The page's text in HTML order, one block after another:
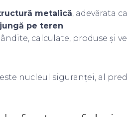
metalică, adevărata
pe teren.
calculate, produse și
nucleul siguranței, al